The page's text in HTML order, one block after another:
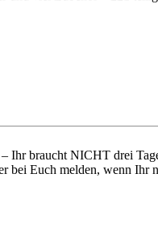
braucht NICHT drei
Euch melden, wenn